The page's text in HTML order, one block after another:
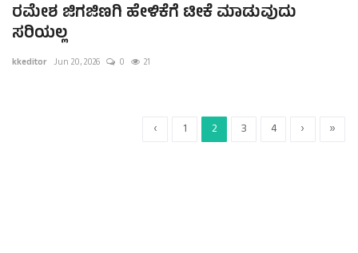
ರಮೇಶ ಜಿಗಜಿಣಗಿ ಹೇಳಿಕೆಗೆ ಟೀಕೆ ಮಾಡುವುದು
ಸರಿಯಲ್ಲ
kkeditor Jun 20, 2026 0 21
‹ 1 2 3 4 › »